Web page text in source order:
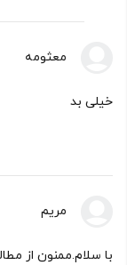
معثومه
خیلی بد
مریم